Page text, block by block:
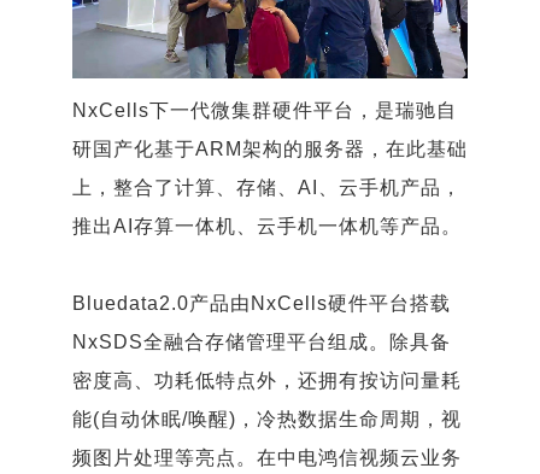
NxCells下一代微集群硬件平台，是瑞驰自
研国产化基于ARM架构的服务器，在此基础
上，整合了计算、存储、AI、云手机产品，
推出AI存算一体机、云手机一体机等产品。
Bluedata2.0产品由NxCells硬件平台搭载
NxSDS全融合存储管理平台组成。除具备
密度高、功耗低特点外，还拥有按访问量耗
能(自动休眠/唤醒)，冷热数据生命周期，视
频图片处理等亮点。在中电鸿信视频云业务